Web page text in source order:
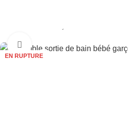
EN RUPTURE
Agrandir